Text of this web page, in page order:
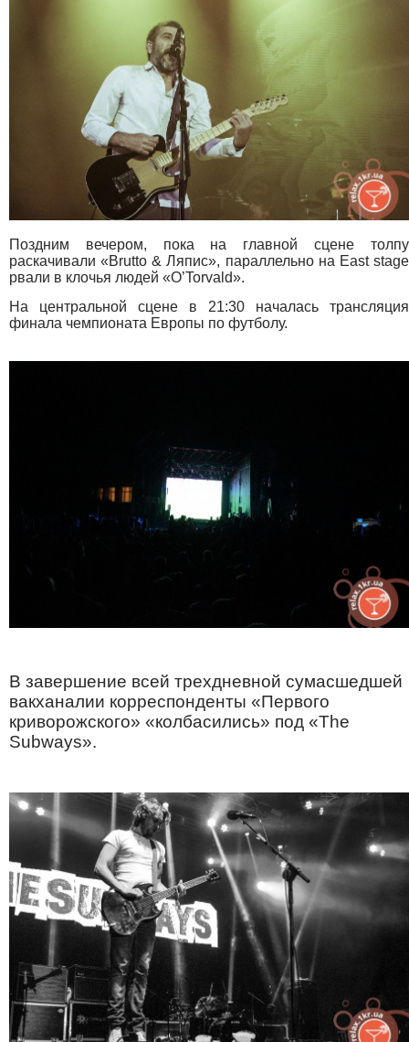
Поздним вечером, пока на главной сцене толпу
раскачивали «Brutto & Ляпис», параллельно на East stage
рвали в клочья людей «O’Torvald».
На центральной сцене в 21:30 началась трансляция
финала чемпионата Европы по футболу.
В завершение всей трехдневной сумасшедшей
вакханалии корреспонденты «Первого
криворожского» «колбасились» под «The
Subways».